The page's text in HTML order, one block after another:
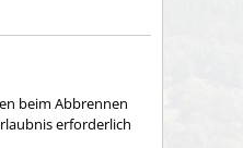
beim Abbrennen
erforderlich